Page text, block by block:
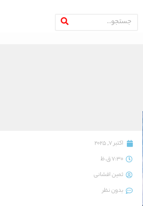
اکتبر 7, 2025
7:30 ق.ظ
ثمین افشانی
بدون نظر